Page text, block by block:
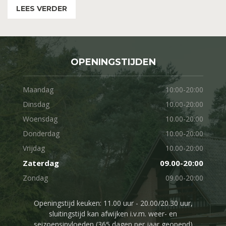
LEES VERDER
OPENINGSTIJDEN
Maandag
10:00-20:00
Dinsdag
10.00-20:00
Woensdag
10.00-20:00
Donderdag
10.00-20:00
Vrijdag
10.00-20:00
Zaterdag 09.00-20:00
Zondag 09.00-20:00
Openingstijd keuken: 11.00 uur - 20.00/20.30 uur,
sluitingstijd kan afwijken i.v.m. weer- en
seizoensinvloeden (365 dagen per jaar geopend)